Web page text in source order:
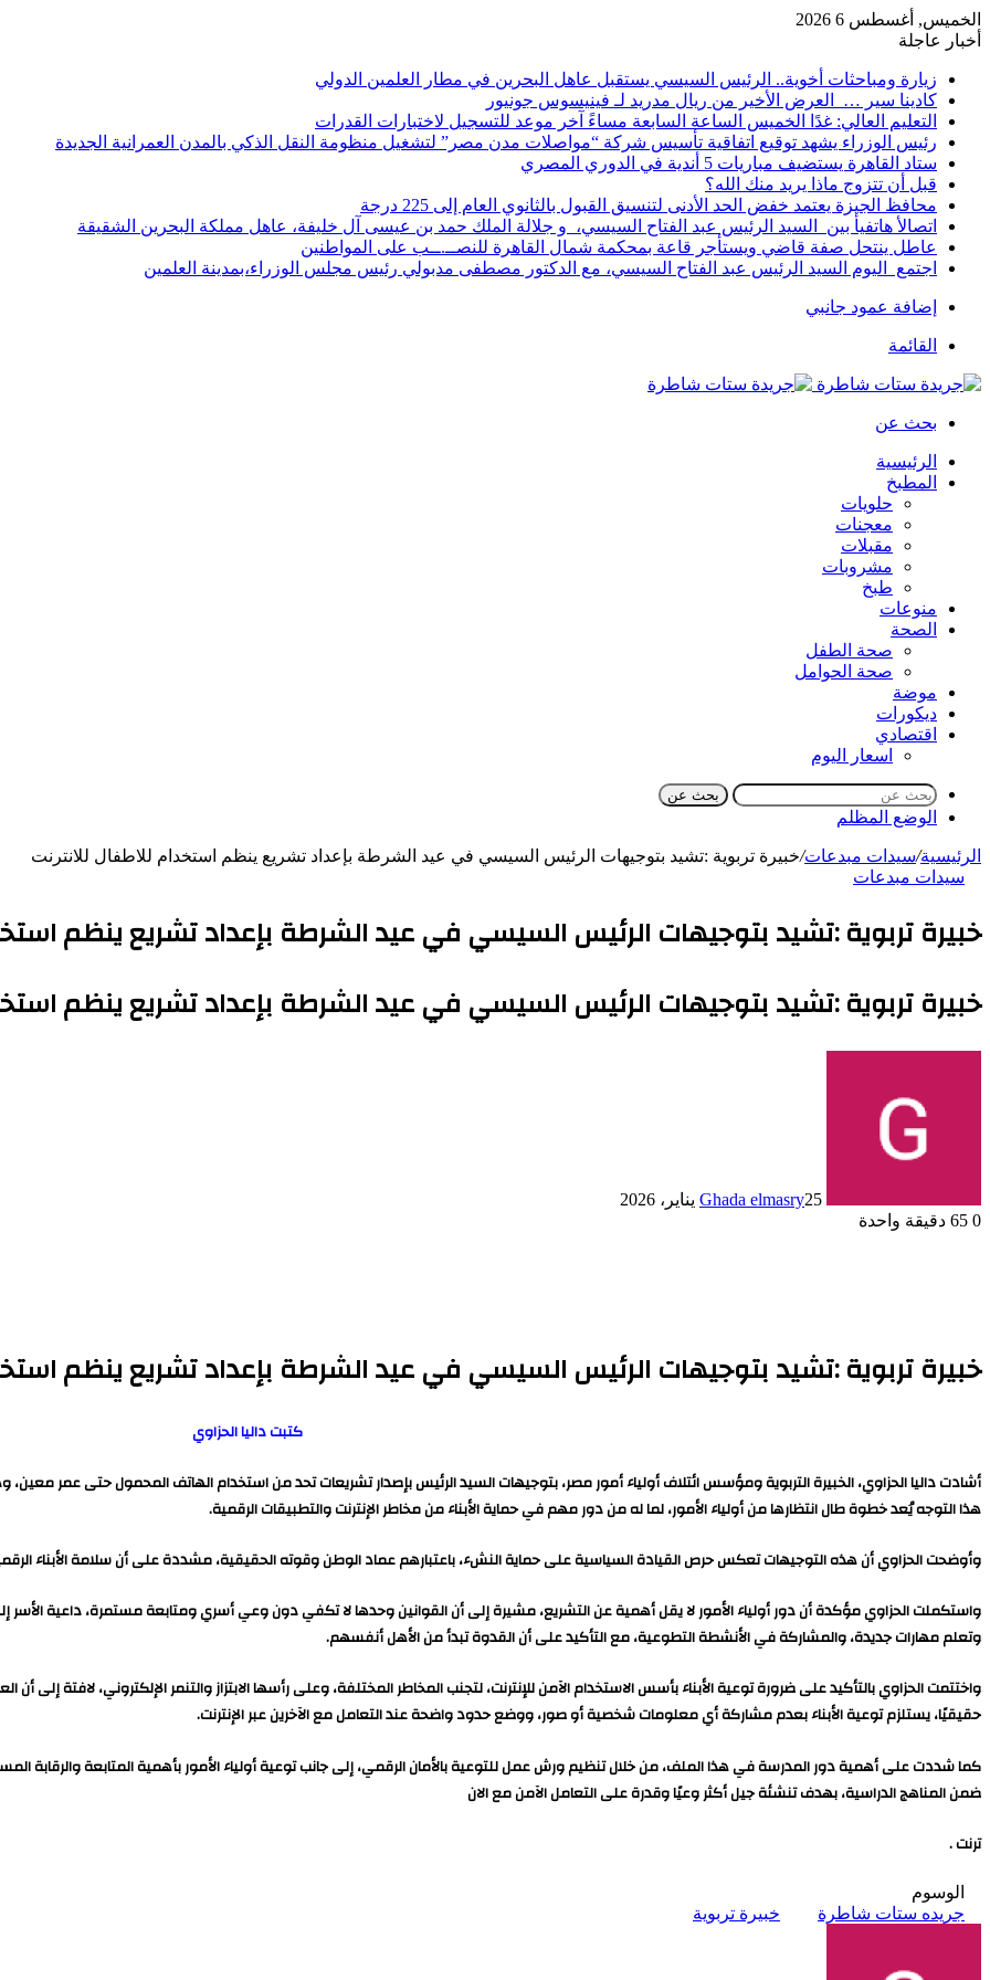
الخميس, أغسطس 6 2026
أخبار عاجلة
زيارة ومباحثات أخوية.. الرئيس السيسي يستقبل عاهل البحرين في مطار العلمين الدولي
كادينا سير … العرض الأخير من ريال مدريد لـ فينيسوس جونيور
التعليم العالي: غدًا الخميس الساعة السابعة مساءً آخر موعد للتسجيل لاختبارات القدرات
رئيس الوزراء يشهد توقيع اتفاقية تأسيس شركة “مواصلات مدن مصر” لتشغيل منظومة النقل الذكي بالمدن العمرانية الجديدة
ستاد القاهرة يستضيف مباريات 5 أندية في الدوري المصري
قبل أن تتزوج ماذا يريد منك الله؟
محافظ الجيزة يعتمد خفض الحد الأدنى لتنسيق القبول بالثانوي العام إلى 225 درجة
اتصالأ هاتفيأ بين السيد الرئيس عبد الفتاح السيسي، و جلالة الملك حمد بن عيسى آل خليفة، عاهل مملكة البحرين الشقيقة
عاطل ينتحل صفة قاضي ويستأجر قاعة بمحكمة شمال القاهرة للنصــ.ــب على المواطنين
اجتمع اليوم السيد الرئيس عبد الفتاح السيسي، مع الدكتور مصطفى مدبولي رئيس مجلس الوزراء،بمدينة العلمين
إضافة عمود جانبي
القائمة
بحث عن
الرئيسية
المطبخ
حلويات
معجنات
مقبلات
مشروبات
طبخ
منوعات
الصحة
صحة الطفل
صحة الحوامل
موضة
ديكورات
اقتصادي
اسعار اليوم
بحث عن
الوضع المظلم
الرئيسية/سيدات مبدعات/خبيرة تربوية :تشيد بتوجيهات الرئيس السيسي في عيد الشرطة بإعداد تشريع ينظم استخدام للاطفال للانترنت
سيدات مبدعات
خبيرة تربوية :تشيد بتوجيهات الرئيس السيسي في عيد الشرطة بإعداد تشريع ينظم
خبيرة تربوية :تشيد بتوجيهات الرئيس السيسي في عيد الشرطة بإعداد تشريع ينظم
Ghada elmasry25 يناير، 2026
0
دقيقة واحدة
خبيرة تربوية :تشيد بتوجيهات الرئيس السيسي في عيد الشرطة بإعداد تشريع ينظم
كتبت داليا الحزاوي
أشادت داليا الحزاوي، الخبيرة التربوية ومؤسس ائتلاف أولياء أمور مصر، بتوجيهات السيد الرئيس بإصدار تشريعات تحد من استخدام الهاتف المحمول حتى عمر
هذا التوجه يُعد خطوة طال انتظارها من أولياء الأمور، لما له من دور مهم في حماية الأبناء من مخاطر الإنترنت والتطبيقات الرقمية.
وأوضحت الحزاوي أن هذه التوجيهات تعكس حرص القيادة السياسية على حماية النشء، باعتبارهم عماد الوطن وقوته الحقيقية، مشددة على أن سلامة الأبناء
واستكملت الحزاوي مؤكدة أن دور أولياء الأمور لا يقل أهمية عن التشريع، مشيرة إلى أن القوانين وحدها لا تكفي دون وعي أسري ومتابعة مستمرة، داعية الأسر إلى
وتعلم مهارات جديدة، والمشاركة في الأنشطة التطوعية، مع التأكيد على أن القدوة تبدأ من الأهل أنفسهم.
واختتمت الحزاوي بالتأكيد على ضرورة توعية الأبناء بأسس الاستخدام الآمن للإنترنت، لتجنب المخاطر المختلفة، وعلى رأسها الابتزاز والتنمر الإلكتروني، لافتة إلى
حقيقيًا، يستلزم توعية الأبناء بعدم مشاركة أي معلومات شخصية أو صور، ووضع حدود واضحة عند التعامل مع الآخرين عبر الإنترنت.
كما شددت على أهمية دور المدرسة في هذا الملف، من خلال تنظيم ورش عمل للتوعية بالأمان الرقمي، إلى جانب توعية أولياء الأمور بأهمية المتابعة والرقابة
ضمن المناهج الدراسية، بهدف تنشئة جيل أكثر وعيًا وقدرة على التعامل الآمن مع الان
ترنت .
الوسوم
جريده ستات شاطرة
خبيرة تربوية